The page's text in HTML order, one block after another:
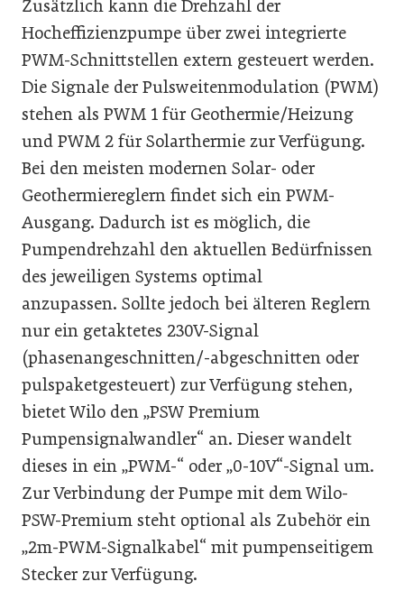
Zusätzlich kann die Drehzahl der
Hocheffizienzpumpe über zwei integrierte
PWM-Schnittstellen extern gesteuert werden.
Die Signale der Pulsweitenmodulation (PWM)
stehen als PWM 1 für Geothermie/Heizung
und PWM 2 für Solarthermie zur Verfügung.
Bei den meisten modernen Solar- oder
Geothermiereglern findet sich ein PWM-
Ausgang. Dadurch ist es möglich, die
Pumpendrehzahl den aktuellen Bedürfnissen
des jeweiligen Systems optimal
anzupassen. Sollte jedoch bei älteren Reglern
nur ein getaktetes 230V-Signal
(phasenangeschnitten/-abgeschnitten oder
pulspaketgesteuert) zur Verfügung stehen,
bietet Wilo den „PSW Premium
Pumpensignalwandler“ an. Dieser wandelt
dieses in ein „PWM-“ oder „0-10V“-Signal um.
Zur Verbindung der Pumpe mit dem Wilo-
PSW-Premium steht optional als Zubehör ein
„2m-PWM-Signalkabel“ mit pumpenseitigem
Stecker zur Verfügung.